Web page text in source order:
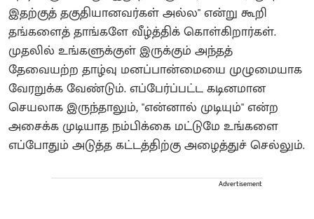
இதற்குத் தகுதியானவர்கள் அல்ல" என்று கூறி
தங்களைத் தாங்களே வீழ்த்திக் கொள்கிறார்கள்.
முதலில் உங்களுக்குள் இருக்கும் அந்தத்
தேவையற்ற தாழ்வு மனப்பான்மையை முழுமையாக
வேரறுக்க வேண்டும். எப்பேர்ப்பட்ட கடினமான
செயலாக இருந்தாலும், "என்னால் முடியும்" என்ற
அசைக்க முடியாத நம்பிக்கை மட்டுமே உங்களை
எப்போதும் அடுத்த கட்டத்திற்கு அழைத்துச் செல்லும்.
Advertisement